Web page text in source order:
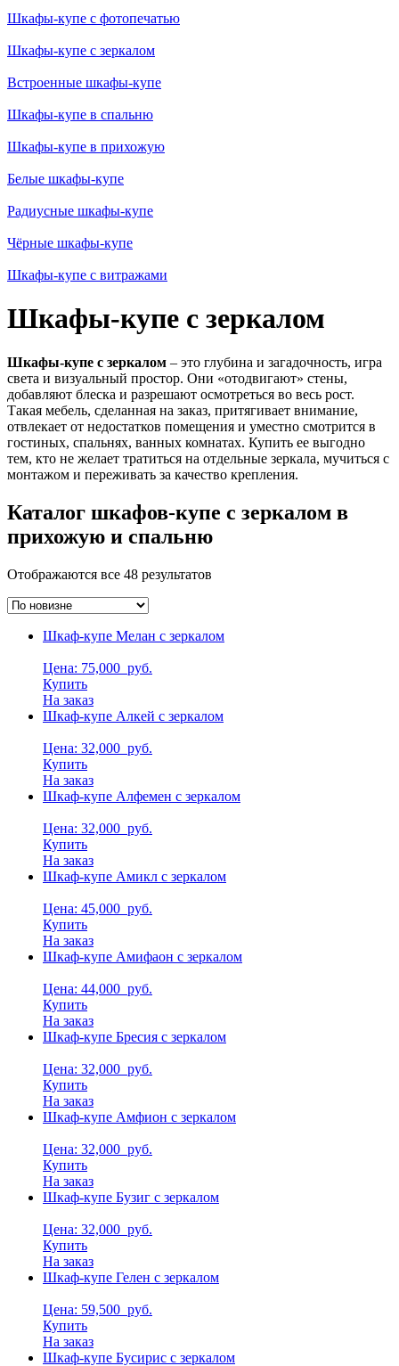
Шкафы-купе с фотопечатью
Шкафы-купе с зеркалом
Встроенные шкафы-купе
Шкафы-купе в спальню
Шкафы-купе в прихожую
Белые шкафы-купе
Радиусные шкафы-купе
Чёрные шкафы-купе
Шкафы-купе с витражами
Шкафы-купе с зеркалом
Шкафы-купе с зеркалом – это глубина и загадочность, игра
света и визуальный простор. Они «отодвигают» стены,
добавляют блеска и разрешают осмотреться во весь рост.
Такая мебель, сделанная на заказ, притягивает внимание,
отвлекает от недостатков помещения и уместно смотрится в
гостиных, спальнях, ванных комнатах. Купить ее выгодно
тем, кто не желает тратиться на отдельные зеркала, мучиться с
монтажом и переживать за качество крепления.
Каталог шкафов-купе с зеркалом в
прихожую и спальню
Отображаются все 48 результатов
Шкаф-купе Мелан с зеркалом
Цена: 75,000 руб.
Купить
На заказ
Шкаф-купе Алкей с зеркалом
Цена: 32,000 руб.
Купить
На заказ
Шкаф-купе Алфемен с зеркалом
Цена: 32,000 руб.
Купить
На заказ
Шкаф-купе Амикл с зеркалом
Цена: 45,000 руб.
Купить
На заказ
Шкаф-купе Амифаон с зеркалом
Цена: 44,000 руб.
Купить
На заказ
Шкаф-купе Бресия с зеркалом
Цена: 32,000 руб.
Купить
На заказ
Шкаф-купе Амфион с зеркалом
Цена: 32,000 руб.
Купить
На заказ
Шкаф-купе Бузиг с зеркалом
Цена: 32,000 руб.
Купить
На заказ
Шкаф-купе Гелен с зеркалом
Цена: 59,500 руб.
Купить
На заказ
Шкаф-купе Бусирис с зеркалом